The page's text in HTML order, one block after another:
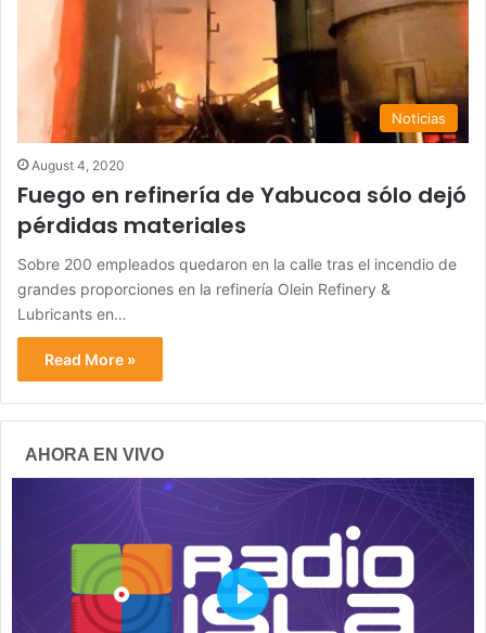
Noticias
August 4, 2020
Fuego en refinería de Yabucoa sólo dejó
pérdidas materiales
Sobre 200 empleados quedaron en la calle tras el incendio de
grandes proporciones en la refinería Olein Refinery &
Lubricants en…
Read More »
AHORA EN VIVO
P